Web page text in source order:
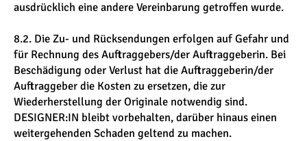
ausdrücklich eine andere Vereinbarung getroffen wurde.
8.2. Die Zu- und Rücksendungen erfolgen auf Gefahr und
für Rechnung des Auftraggebers/der Auftraggeberin. Bei
Beschädigung oder Verlust hat die Auftraggeberin/der
Auftraggeber die Kosten zu ersetzen, die zur
Wiederherstellung der Originale notwendig sind.
DESIGNER:IN bleibt vorbehalten, darüber hinaus einen
weitergehenden Schaden geltend zu machen.